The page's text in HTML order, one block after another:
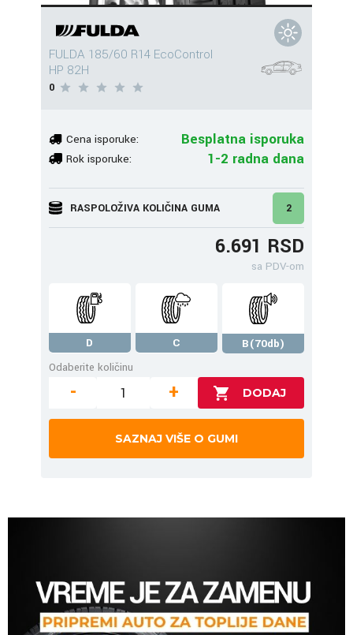
FULDA 185/60 R14 EcoControl
HP 82H
0
Cena isporuke: Besplatna isporuka
Rok isporuke: 1-2 radna dana
RASPOLOŽIVA KOLIČINA GUMA 2
6.691 RSD
sa PDV-om
D C
B(70db)
Odaberite količinu
- +
SAZNAJ VIŠE O GUMI